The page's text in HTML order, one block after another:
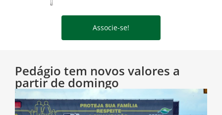
Associe-se!
Pedágio tem novos valores a
partir de domingo